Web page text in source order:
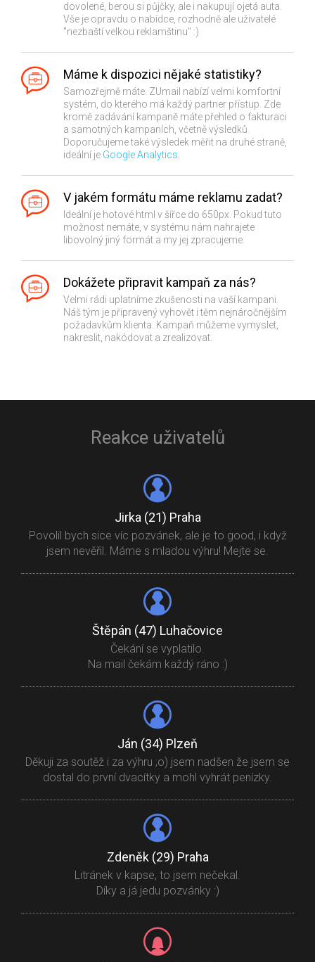
dovolené, berou si půjčky, ale i nakupují ojetá auta.
Vše je opravdu o nabídce, rozhodně ale uživatelé
"nezbaští velkou reklamštinu" :)
Máme k dispozici nějaké statistiky?
Samozřejmě máte. ZUmail nabízí velmi komfortní
systém, do kterého má každý partner přístup. Zde
kromě zadávání kampaně máte přehled o fakturaci
a samotných kampaních, včetně výsledků.
Doporučujeme také výsledek měřit na druhé straně,
ideální je Google Analytics
V jakém formátu máme reklamu zadat?
Ideální je hotové html v šířce do 650px. Pokud tuto
možnost nemáte, v systému nám nahrajete
libovolný jiný formát a my jej zpracujeme.
Dokážete připravit kampaň za nás?
Velmi rádi uplatníme zkušenosti na vaší kampani.
Náš tým je připravený vyhovět i těm nejnáročnějším
požadavkům klienta. Kampaň můžeme vymyslet,
nakreslit, nakódovat a zrealizovat.
Reakce uživatelů
Jirka (21) Praha
Povolil bych sice víc pozvánek, ale je to good, i když
jsem nevěřil. Máme s mladou výhru! Mejte se.
Štěpán (47) Luhačovice
Čekání se vyplatilo.
Na mail čekám každý ráno :)
Ján (34) Plzeň
Děkuji za soutěž i za výhru ;o) jsem nadšen že jsem se
dostal do první dvacítky a mohl vyhrát penízky.
Zdeněk (29) Praha
Litránek v kapse, to jsem nečekal.
Díky a já jedu pozvánky :)